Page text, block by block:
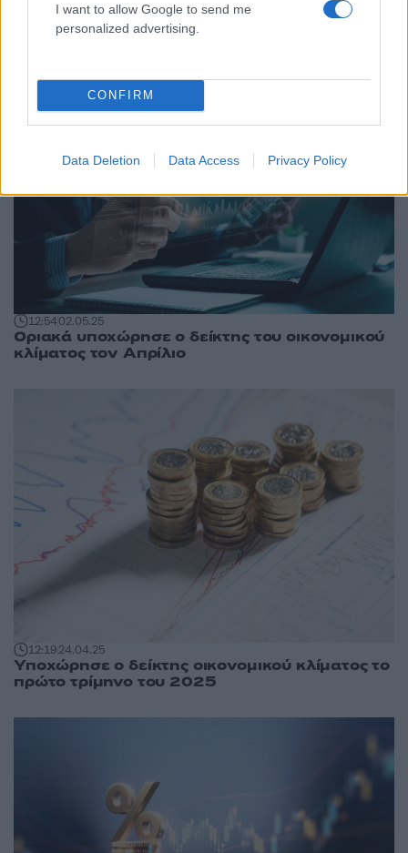
I want to allow Google to send me
personalized advertising.
CONFIRM
Data Deletion Data Access Privacy Policy
03.06.25
ΙΟΒΕ: Οριακή εξασθένιση του οικονομικού
12:5402.05.25
Οριακά υποχώρησε ο δείκτης του οικονομικού
κλίματος τον Απρίλιο
12:1924.04.25
Υποχώρησε ο δείκτης οικονομικού κλίματος το
πρώτο τρίμηνο του 2025